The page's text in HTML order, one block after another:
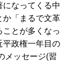
なってくる中
か「まるで文革
とが多くなっ
平政権一年目の
メッセージ(習